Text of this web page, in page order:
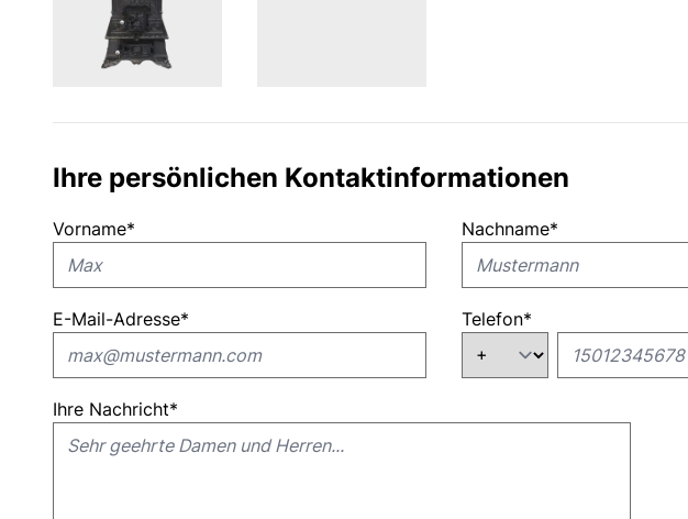
Ihre persönlichen Kontaktinformationen
Vorname* Nachname*
E-Mail-Adresse* Telefon*
Ihre Nachricht*